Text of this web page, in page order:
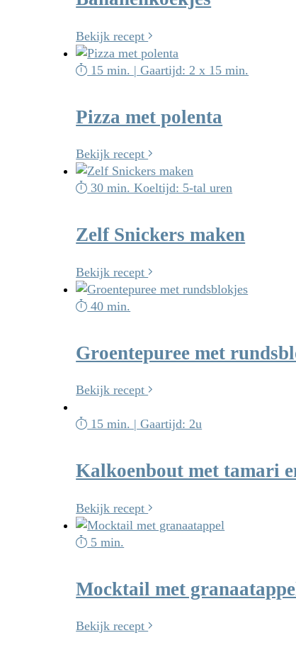
Bekijk recept
15 min. | Gaartijd: 2 x 15 min.
Pizza met polenta
Bekijk recept
30 min. Koeltijd: 5-tal uren
Zelf Snickers maken
Bekijk recept
40 min.
Groentepuree met
Bekijk recept
15 min. | Gaartijd: 2u
Kalkoenbout met tamari
Bekijk recept
5 min.
Mocktail met
Bekijk recept